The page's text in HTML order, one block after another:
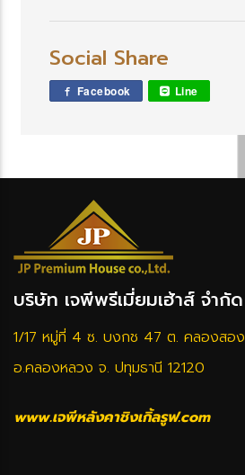
Social Share
Facebook Line
บริษัท เจพีพรีเมี่ยมเฮ้าส์ จำกัด
1/17 หมู่ที่ 4 ซ. บงกช 47 ต. คลองสอง
อ.คลองหลวง จ. ปทุมธานี 12120
www.เจพีหลังคาชิงเกิ้ลรูฟ.com